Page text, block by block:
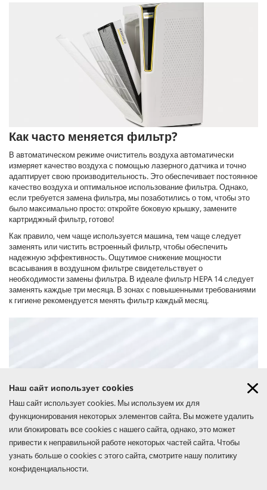
Наш сайт использует cookies
Наш сайт использует cookies. Мы используем их для
функционирования некоторых элементов сайта. Вы можете удалить
или блокировать все cookies с нашего сайта, однако, это может
привести к неправильной работе некоторых частей сайта. Чтобы
узнать больше о cookies с этого сайта, смотрите нашу политику
конфиденциальности.
Узнай больше
УЗНАЙ БОЛЬШЕ
Как часто меняется фильтр?
В автоматическом режиме очиститель воздуха автоматически
измеряет качество воздуха с помощью лазерного датчика и точно
адаптирует свою производительность. Это обеспечивает постоянное
качество воздуха и оптимальное использование фильтра. Однако,
если требуется замена фильтра, мы позаботились о том, чтобы это
было максимально просто: откройте боковую крышку, замените
картриджный фильтр, готово!
Как правило, чем чаще используется машина, тем чаще следует
заменять или чистить встроенный фильтр, чтобы обеспечить
надежную эффективность. Ощутимое снижение мощности
всасывания в воздушном фильтре свидетельствует о
необходимости замены фильтра. В идеале фильтр HEPA 14 следует
заменять каждые три месяца. В зонах с повышенными требованиями
к гигиене рекомендуется менять фильтр каждый месяц.
Чистить или менять фильтр?
Consistently high filter strength and regular filter replacement are